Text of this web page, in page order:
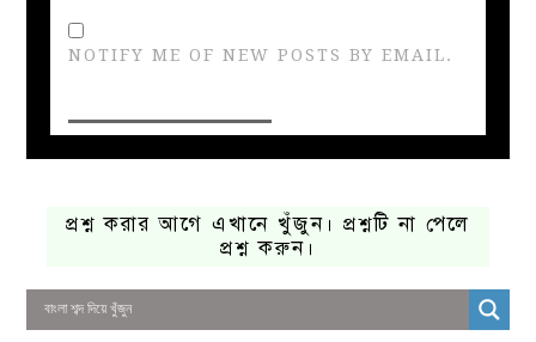
NOTIFY ME OF NEW POSTS BY EMAIL.
প্রশ্ন করার আগে এখানে খুঁজুন। প্রশ্নটি না পেলে
প্রশ্ন করুন।